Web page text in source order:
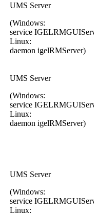
UMS Server
(Windows:
service
Linux:
daemon igelRMServer)
UMS Server
(Windows:
service
Linux:
daemon igelRMServer)
UMS Server
(Windows:
service
Linux: